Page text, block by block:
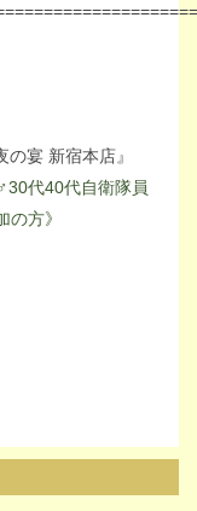
宴 新宿本店』
代40代自衛隊員
方》